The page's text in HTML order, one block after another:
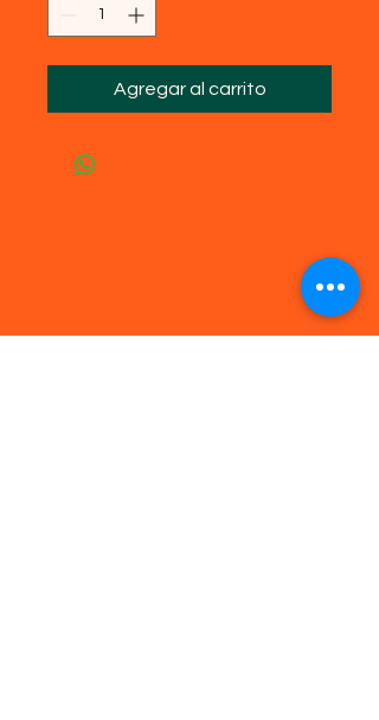
Agregar al carrito